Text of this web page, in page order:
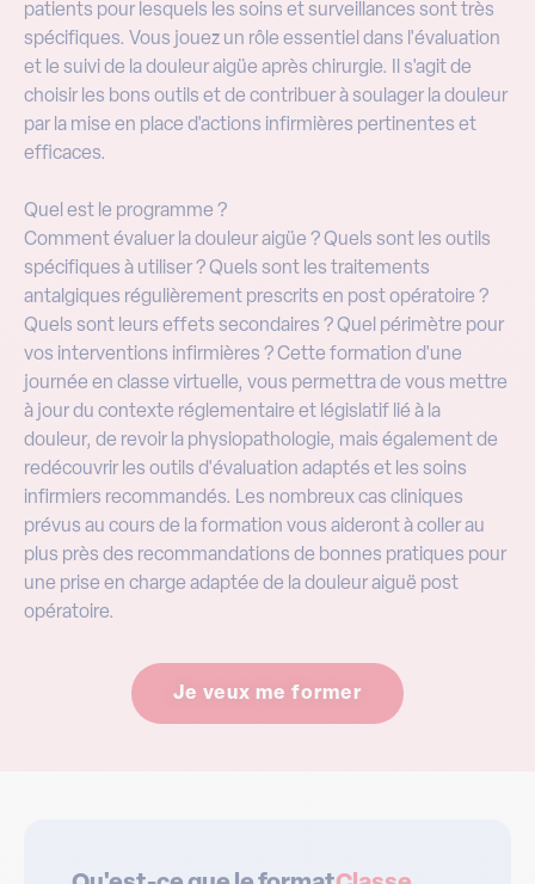
patients pour lesquels les soins et surveillances sont très
spécifiques. Vous jouez un rôle essentiel dans l'évaluation
et le suivi de la douleur aigüe après chirurgie. Il s'agit de
choisir les bons outils et de contribuer à soulager la douleur
par la mise en place d'actions infirmières pertinentes et
efficaces.
Quel est le programme ?
Comment évaluer la douleur aigüe ? Quels sont les outils
spécifiques à utiliser ? Quels sont les traitements
antalgiques régulièrement prescrits en post opératoire ?
Quels sont leurs effets secondaires ? Quel périmètre pour
vos interventions infirmières ? Cette formation d'une
journée en classe virtuelle, vous permettra de vous mettre
à jour du contexte réglementaire et législatif lié à la
douleur, de revoir la physiopathologie, mais également de
redécouvrir les outils d'évaluation adaptés et les soins
infirmiers recommandés. Les nombreux cas cliniques
prévus au cours de la formation vous aideront à coller au
plus près des recommandations de bonnes pratiques pour
une prise en charge adaptée de la douleur aiguë post
opératoire.
Je veux me former